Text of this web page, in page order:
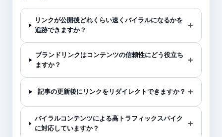
リンクが公開後どれくらい速くバイラルになるかを
追跡できますか？
ブランドリンクはコンテンツの信頼性にどう役立ち
ますか？
記事の更新後にリンクをリダイレクトできますか？
バイラルコンテンツによる高トラフィックスパイク
に対応していますか？